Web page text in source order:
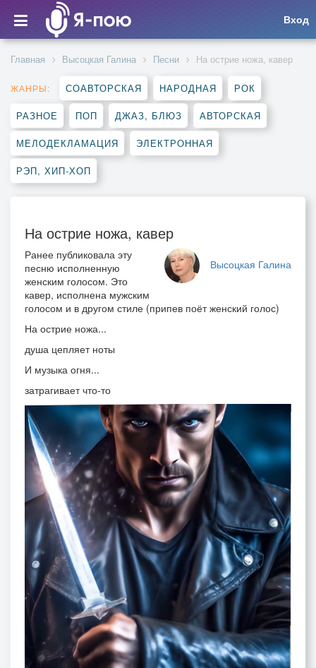
Вход
Главная Высоцкая Галина Песни На острие ножа, кавер
ЖАНРЫ: СОАВТОРСКАЯ НАРОДНАЯ РОК
РАЗНОЕ ПОП ДЖАЗ, БЛЮЗ АВТОРСКАЯ
МЕЛОДЕКЛАМАЦИЯ ЭЛЕКТРОННАЯ
РЭП, ХИП-ХОП
На острие ножа, кавер
Высоцкая Галина
Ранее публиковала эту
песню исполненную
женским голосом. Это
кавер, исполнена мужским
голосом и в другом стиле (припев поёт женский голос)
На острие ножа...
душа цепляет ноты
И музыка огня...
затрагивает что-то